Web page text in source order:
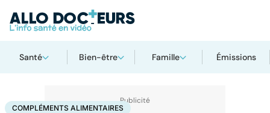
Santé Bien-être Famille Émissions
AccueilSantéCompléments alimentaires
COMPLÉMENTS ALIMENTAIRES